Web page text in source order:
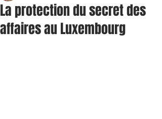
La protection du secret des
affaires au Luxembourg